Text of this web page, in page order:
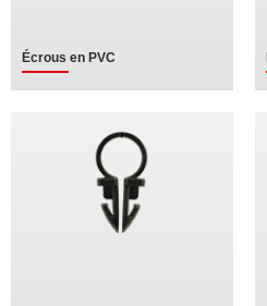
Écrous en PVC